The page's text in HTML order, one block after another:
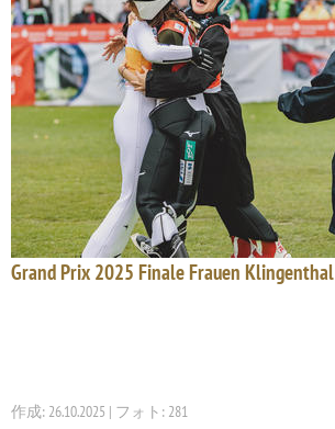
Grand Prix 2025 Finale Frauen Klingenthal
作成: 26.10.2025 | フォト: 281